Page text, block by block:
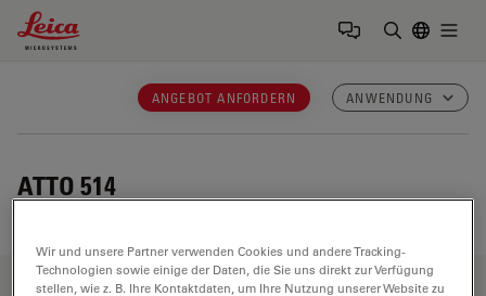
Leica Microsystems Logo
ANGEBOT ANFORDERN ANWENDUNG
ATTO 514
Wir und unsere Partner verwenden Cookies und andere Tracking-
Technologien sowie einige der Daten, die Sie uns direkt zur Verfügung
stellen, wie z. B. Ihre Kontaktdaten, um Ihre Nutzung unserer Website zu